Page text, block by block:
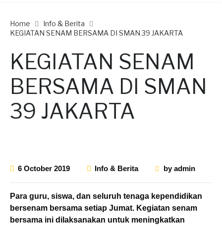
Home
Info & Berita
KEGIATAN SENAM BERSAMA DI SMAN 39 JAKARTA
KEGIATAN SENAM
BERSAMA DI SMAN
39 JAKARTA
6 October 2019 Info & Berita byadmin
Para guru, siswa, dan seluruh tenaga kependidikan
bersenam bersama setiap Jumat. Kegiatan senam
bersama ini dilaksanakan untuk meningkatkan